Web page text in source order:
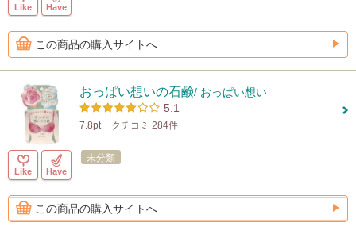
Like Have
この商品の購入サイトへ
おっぱい想いの石鹸/ おっぱい想い
5.1
7.8pt クチコミ 284件
Like Have
未分類
この商品の購入サイトへ